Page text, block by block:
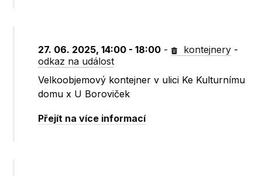
27. 06. 2025, 14:00 - 18:00 - kontejnery -
odkaz na událost
Velkoobjemový kontejner v ulici Ke Kulturnímu
domu x U Boroviček
Přejít na více informací